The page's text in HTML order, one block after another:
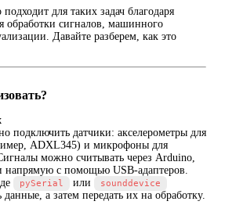
для таких задач благодаря
обработки сигналов, машинного
Давайте разберем, как это
подключить датчики: акселерометры для
ADXL345) и микрофоны для
можно считывать через Arduino,
напрямую с помощью USB-адаптеров.
pySerial или sounddevice
данные, а затем передать их на обработку.